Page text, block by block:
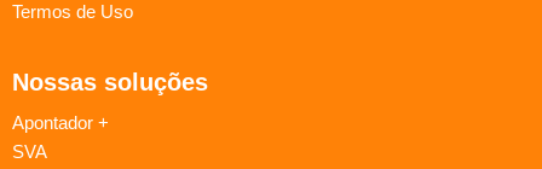
Termos de Uso
Nossas soluções
Apontador +
SVA